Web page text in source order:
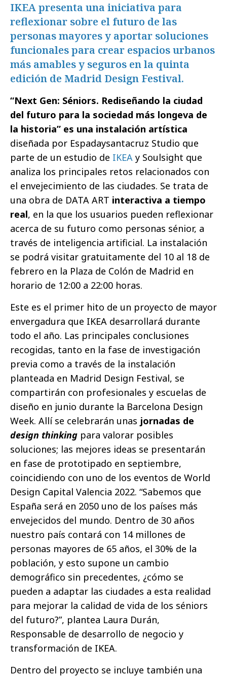
IKEA presenta una iniciativa para
reflexionar sobre el futuro de las
personas mayores y aportar soluciones
funcionales para crear espacios urbanos
más amables y seguros en la quinta
edición de Madrid Design Festival.
“Next Gen: Séniors. Rediseñando la ciudad
del futuro para la sociedad más longeva de
la historia” es una instalación artística
diseñada por Espadaysantacruz Studio que
parte de un estudio de IKEA y Soulsight que
analiza los principales retos relacionados con
el envejecimiento de las ciudades. Se trata de
una obra de DATA ART interactiva a tiempo
real, en la que los usuarios pueden reflexionar
acerca de su futuro como personas sénior, a
través de inteligencia artificial. La instalación
se podrá visitar gratuitamente del 10 al 18 de
febrero en la Plaza de Colón de Madrid en
horario de 12:00 a 22:00 horas.
Este es el primer hito de un proyecto de mayor
envergadura que IKEA desarrollará durante
todo el año. Las principales conclusiones
recogidas, tanto en la fase de investigación
previa como a través de la instalación
planteada en Madrid Design Festival, se
compartirán con profesionales y escuelas de
diseño en junio durante la Barcelona Design
Week. Allí se celebrarán unas jornadas de
design thinking para valorar posibles
soluciones; las mejores ideas se presentarán
en fase de prototipado en septiembre,
coincidiendo con uno de los eventos de World
Design Capital Valencia 2022. “Sabemos que
España será en 2050 uno de los países más
envejecidos del mundo. Dentro de 30 años
nuestro país contará con 14 millones de
personas mayores de 65 años, el 30% de la
población, y esto supone un cambio
demográfico sin precedentes, ¿cómo se
pueden a adaptar las ciudades a esta realidad
para mejorar la calidad de vida de los séniors
del futuro?”, plantea Laura Durán,
Responsable de desarrollo de negocio y
transformación de IKEA.
Dentro del proyecto se incluye también una